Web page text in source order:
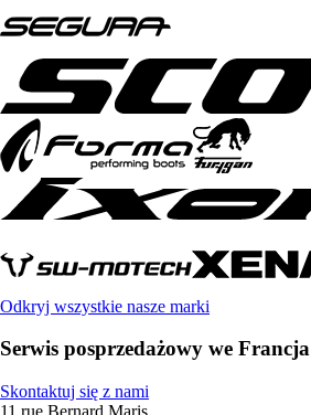
Odkryj wszystkie nasze marki
Serwis posprzedażowy we Francja
Skontaktuj się z nami
11 rue Bernard Maris